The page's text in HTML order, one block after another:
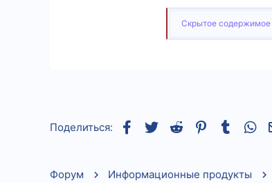
Скрытое содержимое
Поделиться: Facebook
TwitterReddit Pinterest
Tumblr
Форум Информационные продукты